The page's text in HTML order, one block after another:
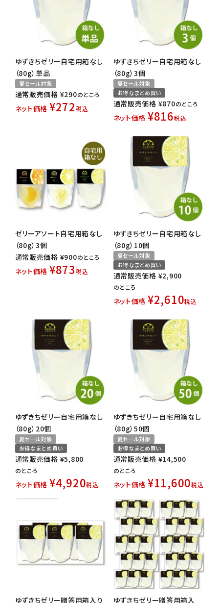
ゆずきちゼリー自宅用箱なし
（80g）単品
夏セール対象
通常販売価格 ¥290のところ
ネット価格 ¥272税込
ゆずきちゼリー自宅用箱なし
（80g）3個
夏セール対象
お得なまとめ買い
通常販売価格 ¥870のところ
ネット価格 ¥816税込
ゼリーアソート自宅用箱なし
（80g）3個
通常販売価格 ¥900のところ
ネット価格 ¥873税込
ゆずきちゼリー自宅用箱なし
（80g）10個
夏セール対象
お得なまとめ買い
通常販売価格 ¥2,900
のところ
ネット価格 ¥2,610税込
ゆずきちゼリー自宅用箱なし
（80g）20個
夏セール対象
お得なまとめ買い
通常販売価格 ¥5,800
のところ
ネット価格 ¥4,920税込
ゆずきちゼリー自宅用箱なし
（80g）50個
夏セール対象
お得なまとめ買い
通常販売価格 ¥14,500
のところ
ネット価格 ¥11,600税込
ゆずきちゼリー贈答用箱入り ゆずきちゼリー贈答用箱入